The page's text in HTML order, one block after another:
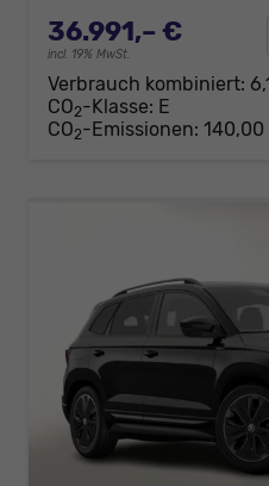
36.991,– €
incl. 19% MwSt.
Verbrauch kombiniert:
CO2-Klasse: E
CO2-Emissionen: